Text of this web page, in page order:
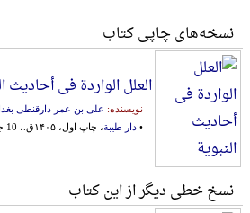
نسخه‌های چاپی کتاب
العلل الواردة فی أحادیث
نویسنده: علی بن عمر دارقنطی
• دار طیبة، چاپ اول، ۱۴۰۵ق.، 10 جلد، محقق:
نسخ خطی دیگر از این کتاب